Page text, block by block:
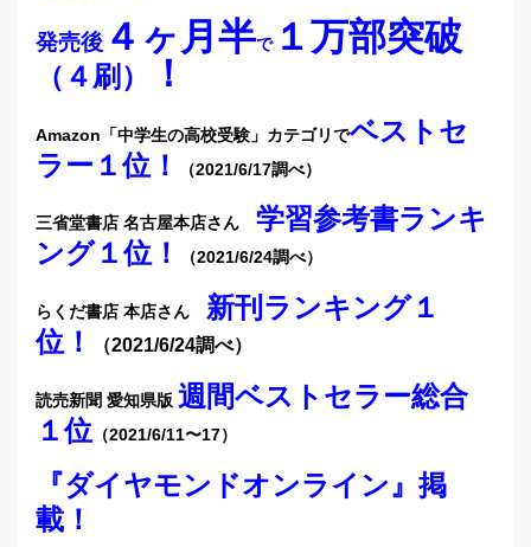
発売後 ４ヶ月半で１万部突破
（４刷） ！
Amazon「中学生の高校受験」カテゴリでベストセ
ラー１位！
（2021/6/17調べ）
三省堂書店 名古屋本店さん 学習参考書ランキ
ング１位！
（2021/6/24調べ）
らくだ書店 本店さん 新刊ランキング１
位！
（2021/6/24調べ）
読売新聞 愛知県版 週間ベストセラー総合
１位 （2021/6/11〜17）
『ダイヤモンドオンライン』掲
載！